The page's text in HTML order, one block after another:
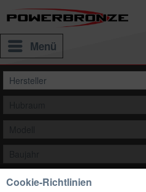
Menü
Auswählen
Cookie-Richtlinien